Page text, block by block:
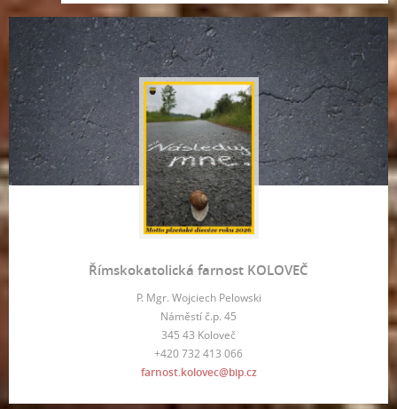
Římskokatolická farnost KOLOVEČ
P. Mgr. Wojciech Pelowski
Náměstí č.p. 45
345 43 Koloveč
+420 732 413 066
farnost.kolovec@bip.cz